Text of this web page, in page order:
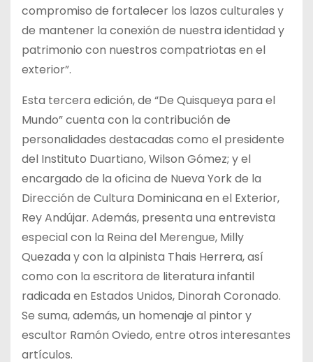
compromiso de fortalecer los lazos culturales y
de mantener la conexión de nuestra identidad y
patrimonio con nuestros compatriotas en el
exterior”.
Esta tercera edición, de “De Quisqueya para el
Mundo” cuenta con la contribución de
personalidades destacadas como el presidente
del Instituto Duartiano, Wilson Gómez; y el
encargado de la oficina de Nueva York de la
Dirección de Cultura Dominicana en el Exterior,
Rey Andújar. Además, presenta una entrevista
especial con la Reina del Merengue, Milly
Quezada y con la alpinista Thais Herrera, así
como con la escritora de literatura infantil
radicada en Estados Unidos, Dinorah Coronado.
Se suma, además, un homenaje al pintor y
escultor Ramón Oviedo, entre otros interesantes
artículos.